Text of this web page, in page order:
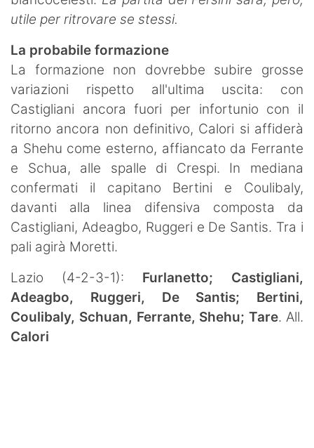
utile per ritrovare se stessi.
La probabile formazione
La formazione non dovrebbe subire grosse
variazioni rispetto all'ultima uscita: con
Castigliani ancora fuori per infortunio con il
ritorno ancora non definitivo, Calori si affiderà
a Shehu come esterno, affiancato da Ferrante
e Schua, alle spalle di Crespi. In mediana
confermati il capitano Bertini e Coulibaly,
davanti alla linea difensiva composta da
Castigliani, Adeagbo, Ruggeri e De Santis. Tra i
pali agirà Moretti.
Lazio (4-2-3-1): Furlanetto; Castigliani,
Adeagbo, Ruggeri, De Santis; Bertini,
Coulibaly, Schuan, Ferrante, Shehu; Tare. All.
Calori